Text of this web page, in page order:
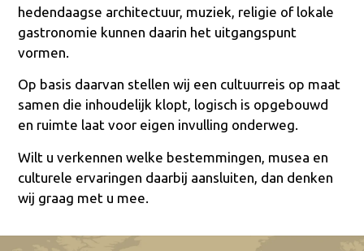
hedendaagse architectuur, muziek, religie of lokale
gastronomie kunnen daarin het uitgangspunt
vormen.
Op basis daarvan stellen wij een cultuurreis op maat
samen die inhoudelijk klopt, logisch is opgebouwd
en ruimte laat voor eigen invulling onderweg.
Wilt u verkennen welke bestemmingen, musea en
culturele ervaringen daarbij aansluiten, dan denken
wij graag met u mee.